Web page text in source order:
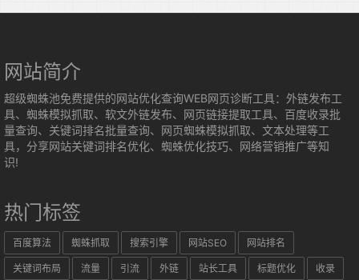
网站简介
超级蜘蛛池免费提供的网站优化查询WEB网页诊断工具：外链发布工
具、蜘蛛模拟抓取、软文外链发布、网页链接提取工具、百度收录批
量查询、关键词排名批量查询、网页蜘蛛模拟抓取、文本处理等工
具，分享网站关键词排名优化、蜘蛛优化技巧、网络营销推广等知
识!
热门标签
百度算法 蜘蛛抓取 搜索引擎 网站SEO 网站排名
关键词布局 流量 引流 外链 站长工具 标题优化 收录